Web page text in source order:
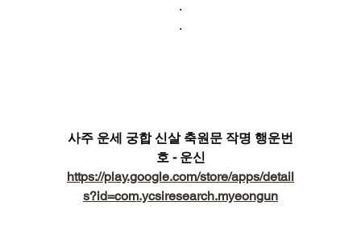
.
.
사주 운세 궁합 신살 축원문 작명 행운번
호 - 운신
https://play.google.com/store/apps/detail
s?id=com.ycsiresearch.myeongun